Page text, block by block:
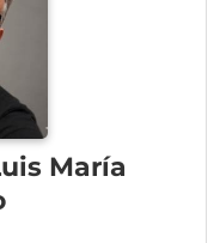
María